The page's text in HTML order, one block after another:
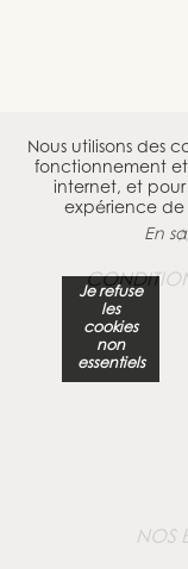
Nous utilisons des
fonctionnement
internet, et pour
expérience de
En
Je refuse
les
cookies
non
essentiels
NOS